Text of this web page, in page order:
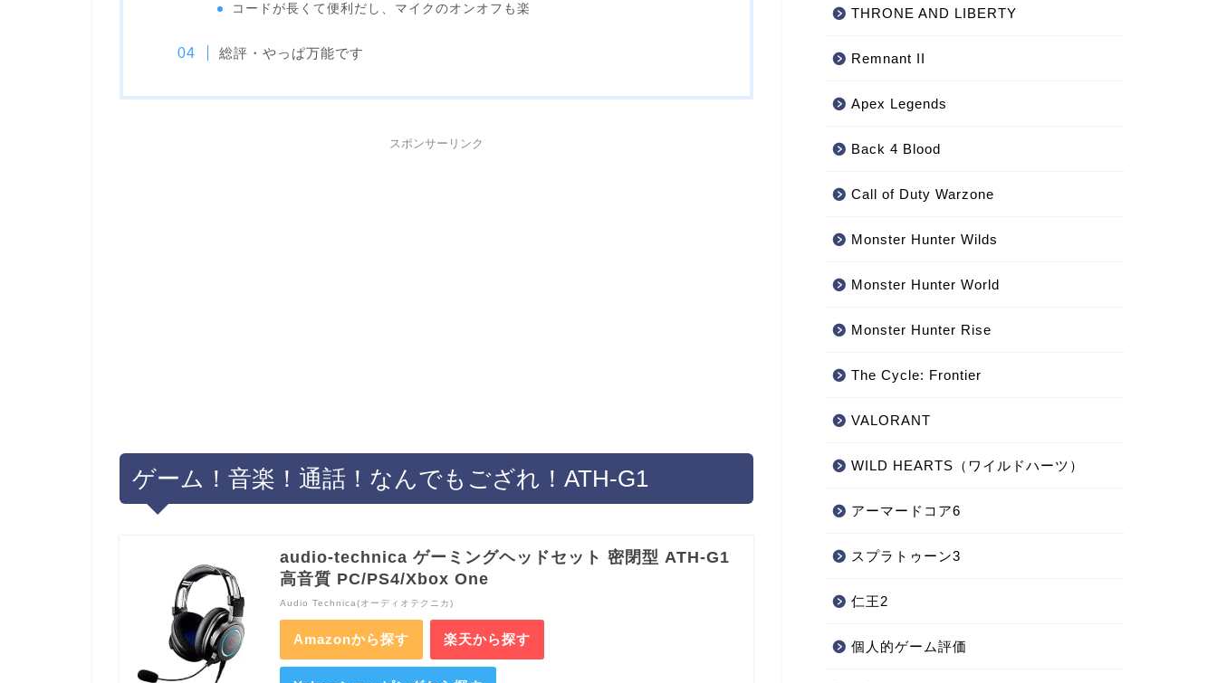
コードが長くて便利だし、マイクのオンオフも楽
総評・やっぱ万能です
スポンサーリンク
ゲーム！音楽！通話！なんでもござれ！ATH-G1
audio-technica ゲーミングヘッドセット 密閉型 ATH-G1
高音質 PC/PS4/Xbox One
Audio Technica(オーディオテクニカ)
Amazonから探す 楽天から探す
THRONE AND LIBERTY
Remnant II
Apex Legends
Back 4 Blood
Call of Duty Warzone
‎Monster Hunter Wilds
Monster Hunter World
‎Monster Hunter Rise
The Cycle: Frontier
VALORANT
WILD HEARTS（ワイルドハーツ）
アーマードコア6
スプラトゥーン3
仁王2
個人的ゲーム評価